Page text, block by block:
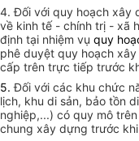
4. Đối với quy hoạch xây
về kinh tế - chính trị - xã
định tại nhiệm vụ quy
phê duyệt quy hoạch
cấp trên trực tiếp trước
5.Đối với các khu chức
lịch, khu di sản, bảo tồn
nghiệp,...) có quy mô
chung xây dựng trước